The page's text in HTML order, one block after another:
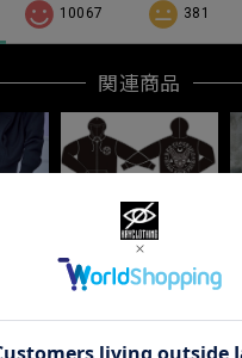
10067 381
関連商品
「BOLT.PK」